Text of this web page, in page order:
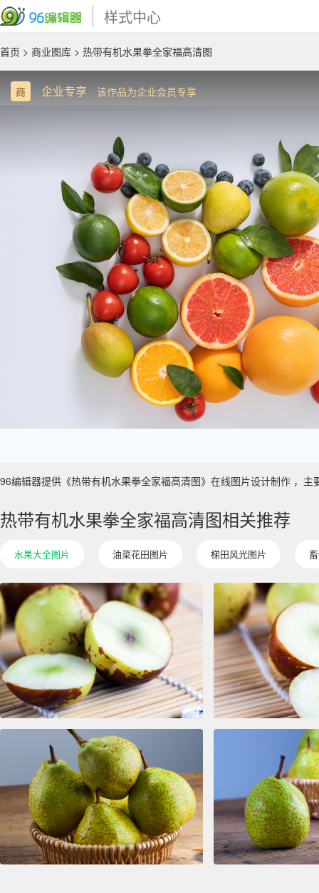
样式中心
首页 > 商业图库 > 热带有机水果拳全家福高清图
商 企业专享 该作品为企业会员专享
96编辑器提供《热带有机水果拳全家福高清图》在线图片设计制作 ，
热带有机水果拳全家福高清图相关推荐
水果大全图片 油菜花田图片 梯田风光图片